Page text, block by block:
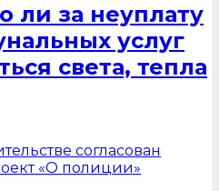
ли за неуплату
услуг
света, тепла